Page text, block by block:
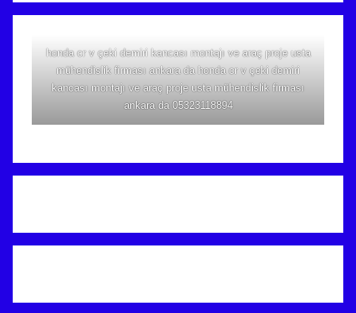
honda cr v çeki demiri kancası montajı ve araç proje usta
mühendislik firması ankara da honda cr v çeki demiri
kancası montajı ve araç proje usta mühendislik firması
ankara da 05323118894